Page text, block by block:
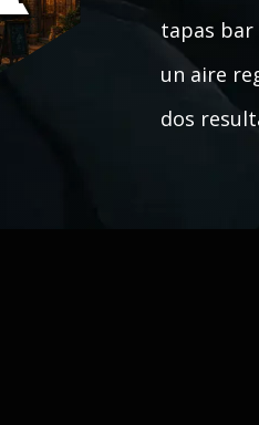
tapas bar
un aire
dos